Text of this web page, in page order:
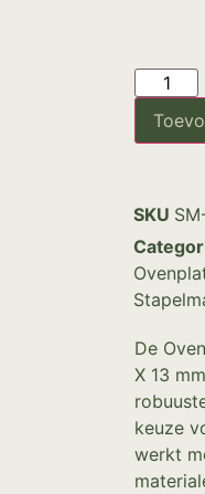
SKU
De
X 13
keuze
werkt